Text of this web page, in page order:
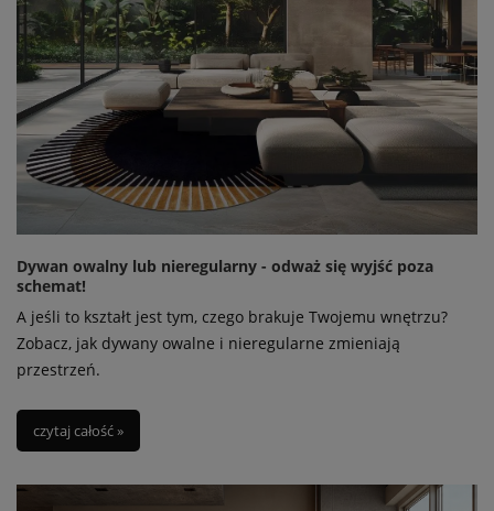
Dywan owalny lub nieregularny - odważ się wyjść poza
schemat!
A jeśli to kształt jest tym, czego brakuje Twojemu wnętrzu?
Zobacz, jak dywany owalne i nieregularne zmieniają
przestrzeń.
czytaj całość »